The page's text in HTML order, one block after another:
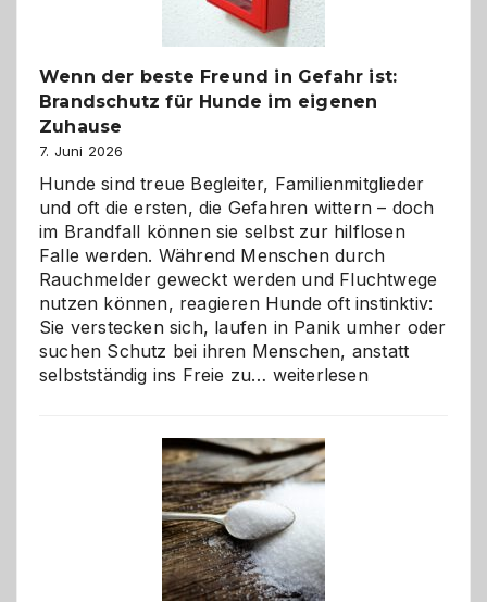
Wenn der beste Freund in Gefahr ist:
Brandschutz für Hunde im eigenen
Zuhause
7. Juni 2026
Hunde sind treue Begleiter, Familienmitglieder
und oft die ersten, die Gefahren wittern – doch
im Brandfall können sie selbst zur hilflosen
Falle werden. Während Menschen durch
Rauchmelder geweckt werden und Fluchtwege
nutzen können, reagieren Hunde oft instinktiv:
Sie verstecken sich, laufen in Panik umher oder
suchen Schutz bei ihren Menschen, anstatt
selbstständig ins Freie zu… Wenn
Freund
in
Gefahr
ist:
Brandschutz
für
Hunde
weiterlesen